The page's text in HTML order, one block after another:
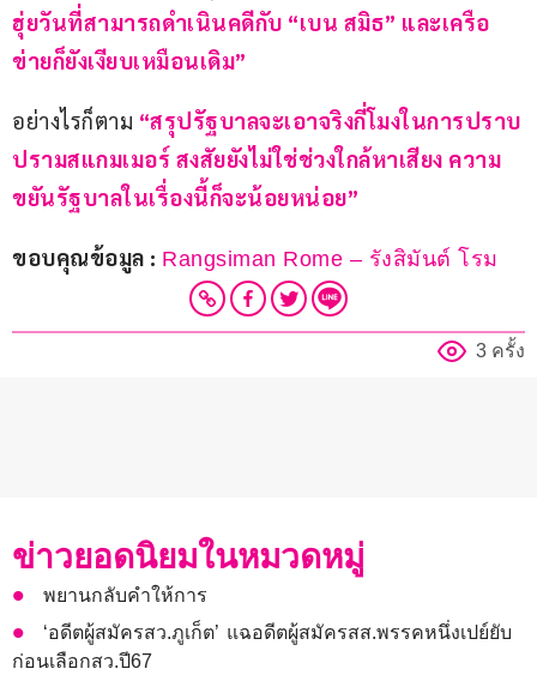
ฮุ่ยวันที่สามารถดำเนินคดีกับ “เบน สมิธ” และเครือ
ข่ายก็ยังเงียบเหมือนเดิม”
อย่างไรก็ตาม “สรุปรัฐบาลจะเอาจริงกี่โมงในการปราบ
ปรามสแกมเมอร์ สงสัยยังไม่ใช่ช่วงใกล้หาเสียง ความ
ขยันรัฐบาลในเรื่องนี้ก็จะน้อยหน่อย”
ขอบคุณข้อมูล : Rangsiman Rome – รังสิมันต์ โรม
3 ครั้ง
ข่าวยอดนิยมในหมวดหมู่
พยานกลับคำให้การ
‘อดีตผู้สมัครสว.ภูเก็ต’ แฉอดีตผู้สมัครสส.พรรคหนึ่งเปย์ยับ
ก่อนเลือกสว.ปี67